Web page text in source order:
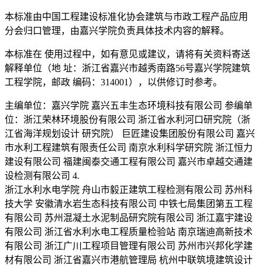
本标准由中国工程建设标准化协会建筑与市政工程产品应用
分会归口管理，由嘉兴学院负责具体技术内容的解释。
本标准在 使用过程中，如有意见或建议，请将有关资料寄送
解释单位（地 址：浙江省嘉兴市越秀南路56号嘉兴学院建筑
工程学院，邮政 编码：314001），以供修订时参考。
主编单位：嘉兴学院 嘉兴五丰生态环境科技有限公司 参编单
位：浙江荣林环境股份有限公司 浙江省水利河口研究院（浙
江省海洋规划设计 研究院） 巨匠建设集团股份有限公司 嘉兴
市水利工程建筑有限责任公司 南京水利科学研究院 浙江恒力
建设有限公司 福建闽泰交通工程有限公司 嘉兴市卓越交通建
设检测有限公司 4.
浙江水利水电学院 舟山市毅正建筑工程检测有限公司 苏州科
技大学 安徽清水岩生态科技有限公司 中铁七局集团第五工程
有限公司 苏州混凝土水泥制品研究院有限公司 浙江嘉宇建设
有限公司 浙江省水利水电工程质量检验站 南京瑞迪高新技术
有限公司 浙江广川工程项目管理有限公司 苏州市兴邦化学建
材有限公司 浙江省嘉兴市港航管理局 杭州中联筑境建筑设计